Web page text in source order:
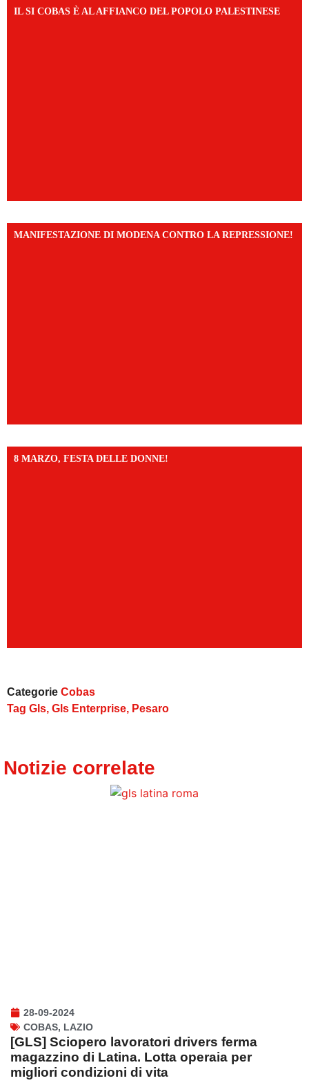
IL SI COBAS È AL AFFIANCO DEL POPOLO PALESTINESE
MANIFESTAZIONE DI MODENA CONTRO LA REPRESSIONE!
8 MARZO, FESTA DELLE DONNE!
Categorie Cobas
Tag Gls, Gls Enterprise, Pesaro
Notizie correlate
28-09-2024
COBAS, LAZIO
[GLS] Sciopero lavoratori drivers ferma
magazzino di Latina. Lotta operaia per
migliori condizioni di vita